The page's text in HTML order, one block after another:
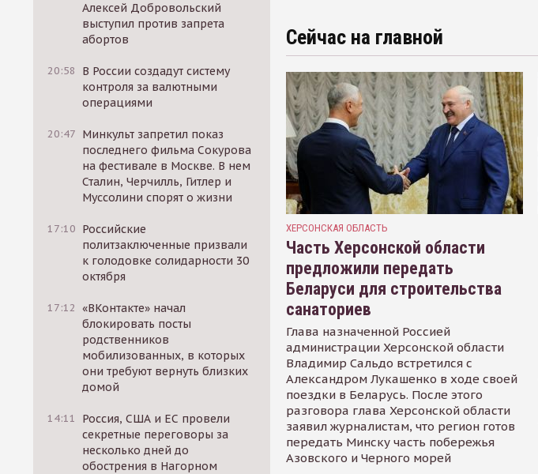
Алексей Добровольский
выступил против запрета
абортов
20:58
В России создадут систему
контроля за валютными
операциями
20:47 Минкульт запретил показ
последнего фильма Сокурова
на фестивале в Москве. В нем
Сталин, Черчилль, Гитлер и
Муссолини спорят о жизни
17:10 Российские
политзаключенные призвали
к голодовке солидарности 30
октября
17:12 «ВКонтакте» начал
блокировать посты
родственников
мобилизованных, в которых
они требуют вернуть близких
домой
14:11
Россия, США и ЕС провели
секретные переговоры за
несколько дней до
обострения в Нагорном
Сейчас на главной
ХЕРСОНСКАЯ ОБЛАСТЬ
Часть Херсонской области
предложили передать
Беларуси для строительства
санаториев
Глава назначенной Россией
администрации Херсонской области
Владимир Сальдо встретился с
Александром Лукашенко в ходе своей
поездки в Беларусь. После этого
разговора глава Херсонской области
заявил журналистам, что регион готов
передать Минску часть побережья
Азовского и Черного морей